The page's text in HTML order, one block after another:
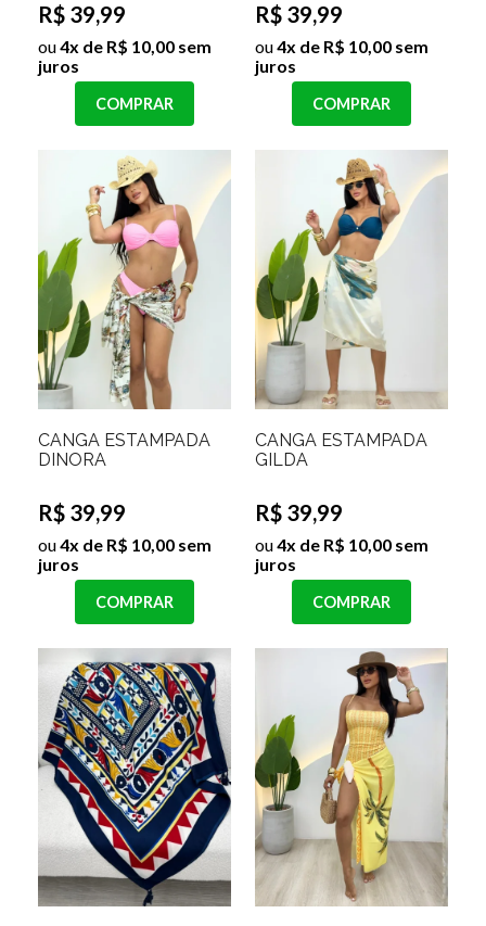
R$ 39,99
ou4x de R$ 10,00 sem
juros
COMPRAR
R$ 39,99
ou4x de R$ 10,00 sem
juros
COMPRAR
CANGA ESTAMPADA
DINORA
R$ 39,99
ou4x de R$ 10,00 sem
juros
COMPRAR
CANGA ESTAMPADA
GILDA
R$ 39,99
ou4x de R$ 10,00 sem
juros
COMPRAR